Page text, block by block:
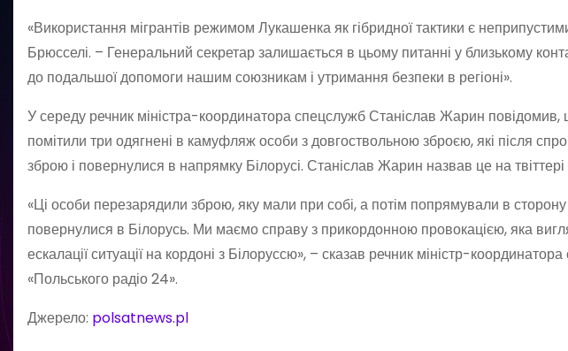
«Використання мігрантів режимом Лукашенка як гібридної тактики є
Брюсселі. – Генеральний секретар залишається в цьому питанні у близькому
до подальшої допомоги нашим союзникам і утримання безпеки в регіоні».
У середу речник міністра-координатора спецслужб Станіслав Жарин повідомив,
помітили три одягнені в камуфляж особи з довгоствольною зброєю, які після
зброю і повернулися в напрямку Білорусі. Станіслав Жарин назвав це на
«Ці особи перезарядили зброю, яку мали при собі, а потім попрямували в
повернулися в Білорусь. Ми маємо справу з прикордонною провокацією, яка
ескалації ситуації на кордоні з Білоруссю», – сказав речник міністр-
«Польського радіо 24».
Джерело: polsatnews.pl